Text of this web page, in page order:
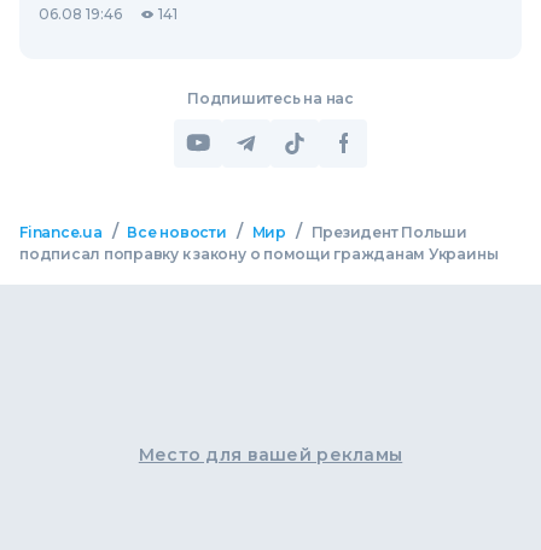
06.08 19:46 141
Подпишитесь на нас
Finance.ua / Все новости / Мир /
Президент Польши
подписал поправку к закону о помощи гражданам Украины
Место для вашей рекламы